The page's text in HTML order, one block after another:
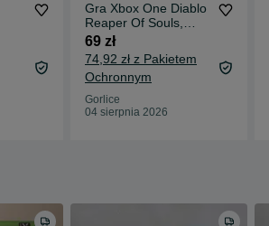
Gra Xbox One Diablo
Reaper Of Souls,
Komis Gorlice Biecka
69 zł
74,92 zł z Pakietem
Ochronnym
Gorlice
04 sierpnia 2026